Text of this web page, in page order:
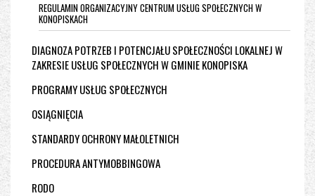
REGULAMIN ORGANIZACYJNY CENTRUM USŁUG SPOŁECZNYCH W
KONOPISKACH
DIAGNOZA POTRZEB I POTENCJAŁU SPOŁECZNOŚCI LOKALNEJ W
ZAKRESIE USŁUG SPOŁECZNYCH W GMINIE KONOPISKA
PROGRAMY USŁUG SPOŁECZNYCH
OSIĄGNIĘCIA
STANDARDY OCHRONY MAŁOLETNICH
PROCEDURA ANTYMOBBINGOWA
RODO